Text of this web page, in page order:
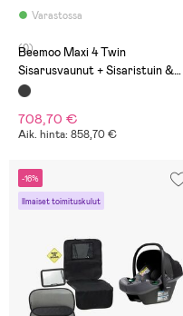
Varastossa
(0)
Beemoo Maxi 4 Twin
Sisarusvaunut + Sisaristuin &
Cybex Aton B2 & Telakka,
708,70 €
Aik. hinta: 858,70 €
-16%
Ilmaiset toimituskulut